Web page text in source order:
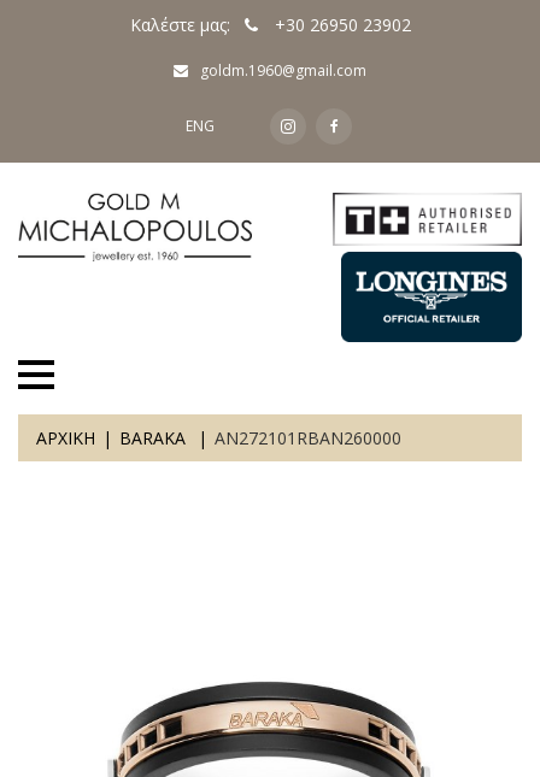
Καλέστε μας: +30 26950 23902
goldm.1960@gmail.com
ENG
ΑΡΧΙΚΗ BARAKA AN272101RBAN260000